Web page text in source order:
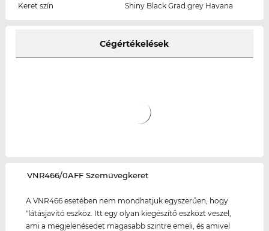
Keret szín
Shiny Black Grad.grey Havana
Cégértékelések
‌VNR466/0AFF Szemüvegkeret
A VNR466 esetében nem mondhatjuk egyszerűen, hogy
"látásjavító eszköz. Itt egy olyan kiegészítő eszközt veszel,
ami a megjelenésedet magasabb szintre emeli, és amivel